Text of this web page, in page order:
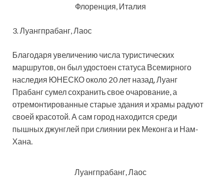
Флоренция, Италия
3. Луангпрабанг, Лаос
Благодаря увеличению числа туристических
маршрутов, он был удостоен статуса Всемирного
наследия ЮНЕСКО около 20 лет назад, Луанг
Прабанг сумел сохранить свое очарование, а
отремонтированные старые здания и храмы радуют
своей красотой. А сам город находится среди
пышных джунглей при слиянии рек Меконга и Нам-
Хана.
Луангпрабанг, Лаос